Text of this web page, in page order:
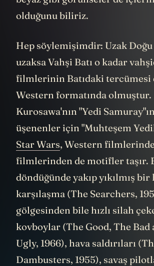
olduğunu biliriz.
Hep söylemişimdir: Uzak
uzaksa Vahşi Batı o kadar
filmlerinin Batıdaki tercümesi
Western formatında olmuştur.
Kurosawa'nın "Yedi
üşenenler için "Muhteşem
Star Wars, Western
filmlerinden de motifler taşır.
döndüğünde yakıp yıkılmış
karşılaşma (The Searchers,
gölgesinden bile hızlı silah
kovboylar (The Good, The Bad
Ugly, 1966), hava saldırıları
Dambusters, 1955), savaş